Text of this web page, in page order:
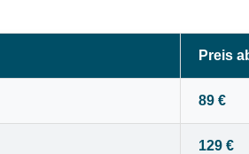
Preis
89 €
129 €